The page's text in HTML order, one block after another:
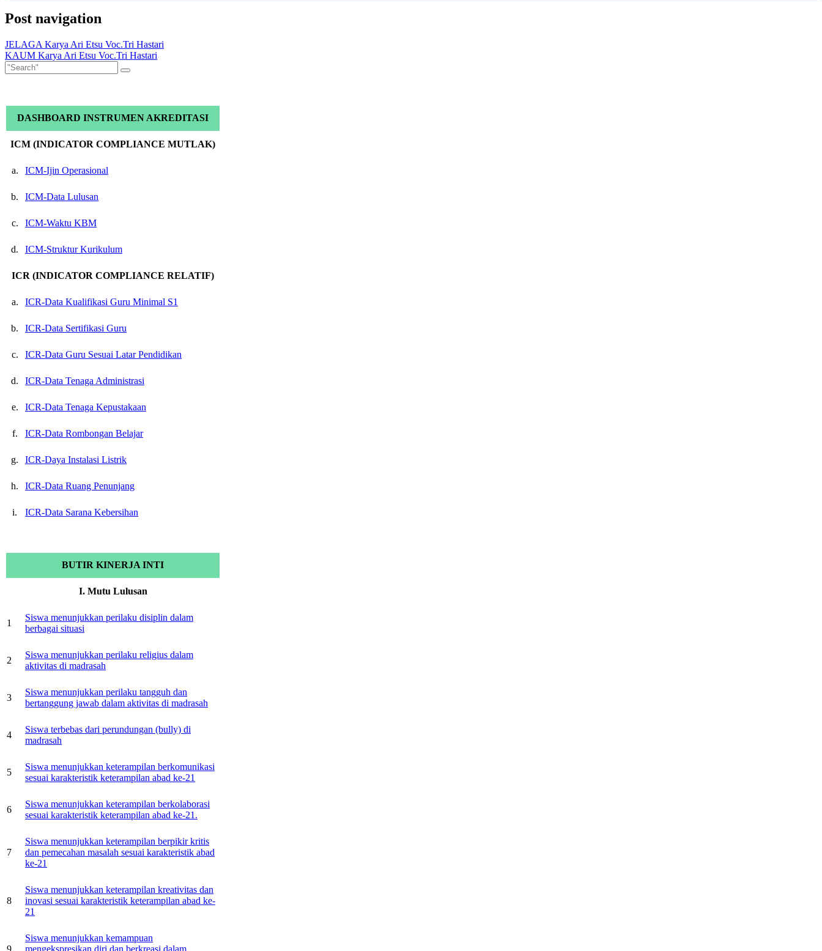
Post navigation
JELAGA Karya Ari Etsu Voc.Tri Hastari
KAUM Karya Ari Etsu Voc.Tri Hastari
DASHBOARD INSTRUMEN AKREDITASI
ICM (INDICATOR COMPLIANCE MUTLAK)
a. ICM-Ijin Operasional
b. ICM-Data Lulusan
c. ICM-Waktu KBM
d. ICM-Struktur Kurikulum
ICR (INDICATOR COMPLIANCE RELATIF)
a. ICR-Data Kualifikasi Guru Minimal S1
b. ICR-Data Sertifikasi Guru
c. ICR-Data Guru Sesuai Latar Pendidikan
d. ICR-Data Tenaga Administrasi
e. ICR-Data Tenaga Kepustakaan
f. ICR-Data Rombongan Belajar
g. ICR-Daya Instalasi Listrik
h. ICR-Data Ruang Penunjang
i. ICR-Data Sarana Kebersihan
BUTIR KINERJA INTI
I. Mutu Lulusan
1
Siswa menunjukkan perilaku disiplin dalam
berbagai situasi
2
Siswa menunjukkan perilaku religius dalam
aktivitas di madrasah
3
Siswa menunjukkan perilaku tangguh dan
bertanggung jawab dalam aktivitas di madrasah
4
Siswa terbebas dari perundungan (bully) di
madrasah
5
Siswa menunjukkan keterampilan berkomunikasi
sesuai karakteristik keterampilan abad ke-21
6
Siswa menunjukkan keterampilan berkolaborasi
sesuai karakteristik keterampilan abad ke-21.
7
Siswa menunjukkan keterampilan berpikir kritis
dan pemecahan masalah sesuai karakteristik abad
ke-21
8
Siswa menunjukkan keterampilan kreativitas dan
inovasi sesuai karakteristik keterampilan abad ke-
21
Siswa menunjukkan kemampuan